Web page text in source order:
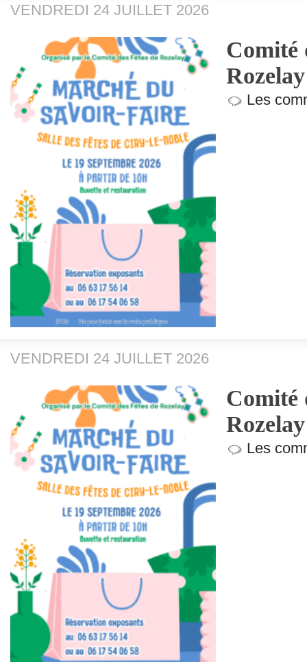
VENDREDI 24 JUILLET 2026
Comité
Les
VENDREDI 24 JUILLET 2026
Comité
Les